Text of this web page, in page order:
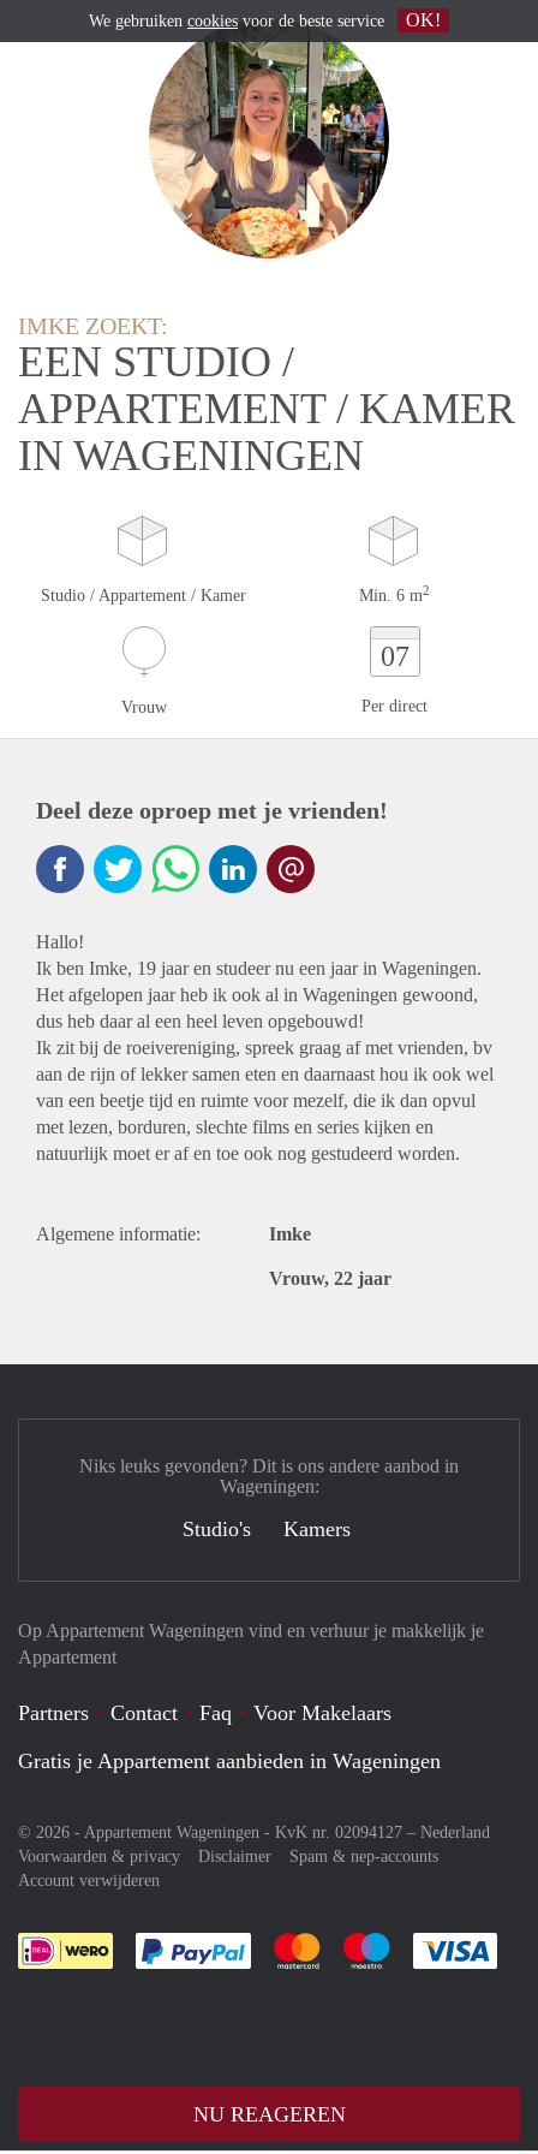
IMKE ZOEKT:
EEN STUDIO /
APPARTEMENT / KAMER
IN WAGENINGEN
Studio / Appartement / Kamer Min. 6 m2
Vrouw
07
Per direct
Deel deze oproep met je vrienden!
Hallo!
Ik ben Imke, 19 jaar en studeer nu een jaar in Wageningen.
Het afgelopen jaar heb ik ook al in Wageningen gewoond,
dus heb daar al een heel leven opgebouwd!
Ik zit bij de roeivereniging, spreek graag af met vrienden, bv
aan de rijn of lekker samen eten en daarnaast hou ik ook wel
van een beetje tijd en ruimte voor mezelf, die ik dan opvul
met lezen, borduren, slechte films en series kijken en
natuurlijk moet er af en toe ook nog gestudeerd worden.
Algemene informatie: Imke
Vrouw, 22 jaar
NU REAGEREN
Op Appartement Wageningen vind en verhuur je makkelijk je
Appartement
Partners Contact Faq
Voor Makelaars
Gratis je Appartement aanbieden in Wageningen
© 2026 - Appartement Wageningen - KvK nr. 02094127 – Nederland
Voorwaarden & privacy
Disclaimer
Spam & nep-accounts
Account verwijderen
Je rekent gemakkelijk af met Paypal
Je rekent gemakkelijk af met
Je rekent
Niks leuks gevonden? Dit is ons andere aanbod in
Wageningen:
Studio's Kamers
We gebruiken cookies voor de beste service OK!